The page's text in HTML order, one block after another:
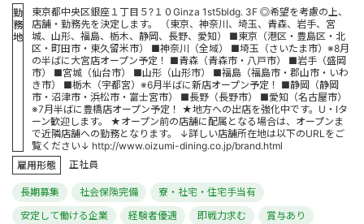
勤
務
地
東京都中央区銀座１丁目５?１０Ginza 1st5bldg. 3F ◎希望を考慮の上、
店舗・勤務先を決定します。 （東京、神奈川、埼玉、青森、岩手、宮
城、山形、福島、栃木、静岡、長野、愛知） ■東京（港区・豊島区・北
区・町田市・東久留米市） ■神奈川（全域） ■埼玉（さいたま市）※8月
の半ばに大宮店オープン予定！ ■青森（青森市・八戸市） ■岩手（盛岡
市） ■宮城（仙台市） ■山形（山形市） ■福島（福島市・郡山市・いわ
き市） ■栃木（宇都宮）※6月半ばに新店オープン予定！ ■静岡（静岡
市・沼津市・浜松市・富士宮市） ■長野（長野市） ■愛知（名古屋市）
※7月半ばに豊橋店オープン予定！ ★地方への出店を強化中です。U・Iタ
ーン歓迎します。 ★オープン前の店舗に配属となる場合は、オープンま
で近隣店舗への勤務となります。 ↓詳しい店舗所在地は以下のURLをご
覧ください↓ http://www.oizumi-dining.co.jp/brand.html
雇用形態
正社員
長期募集 社会保険完備
寮・社宅・住宅手当有
安定して働ける企業
経験者優遇 即戦力求む
賞与あり